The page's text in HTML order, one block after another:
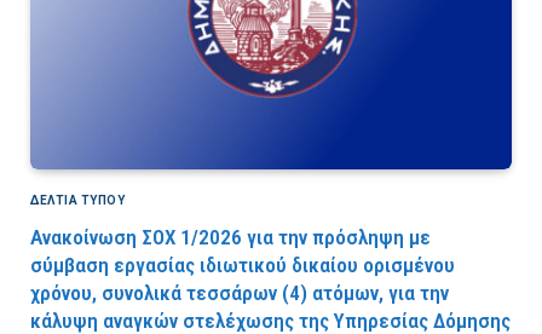
ΔΕΛΤΙΑ ΤΥΠΟΥ
Ανακοίνωση ΣΟΧ 1/2026 για την πρόσληψη με
σύμβαση εργασίας ιδιωτικού δικαίου ορισμένου
χρόνου, συνολικά τεσσάρων (4) ατόμων, για την
κάλυψη αναγκών στελέχωσης της Υπηρεσίας Δόμησης